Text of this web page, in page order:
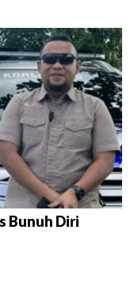
Bunuh Diri